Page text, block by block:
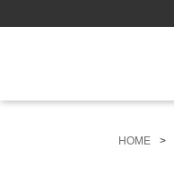
HOME